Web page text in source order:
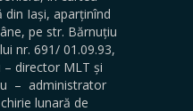
din Iași, aparținînd
pe str. Bărnuțiu
nr. 691/ 01.09.93,
– director MLT și
– administrator
lunară de